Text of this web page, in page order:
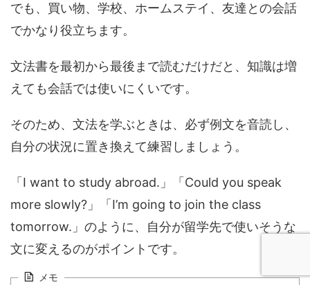
でも、買い物、学校、ホームステイ、友達との会話
でかなり役立ちます。
文法書を最初から最後まで読むだけだと、知識は増
えても会話では使いにくいです。
そのため、文法を学ぶときは、必ず例文を音読し、
自分の状況に置き換えて練習しましょう。
「I want to study abroad.」「Could you speak
more slowly?」「I’m going to join the class
tomorrow.」のように、自分が留学先で使いそうな
文に変えるのがポイントです。
メモ